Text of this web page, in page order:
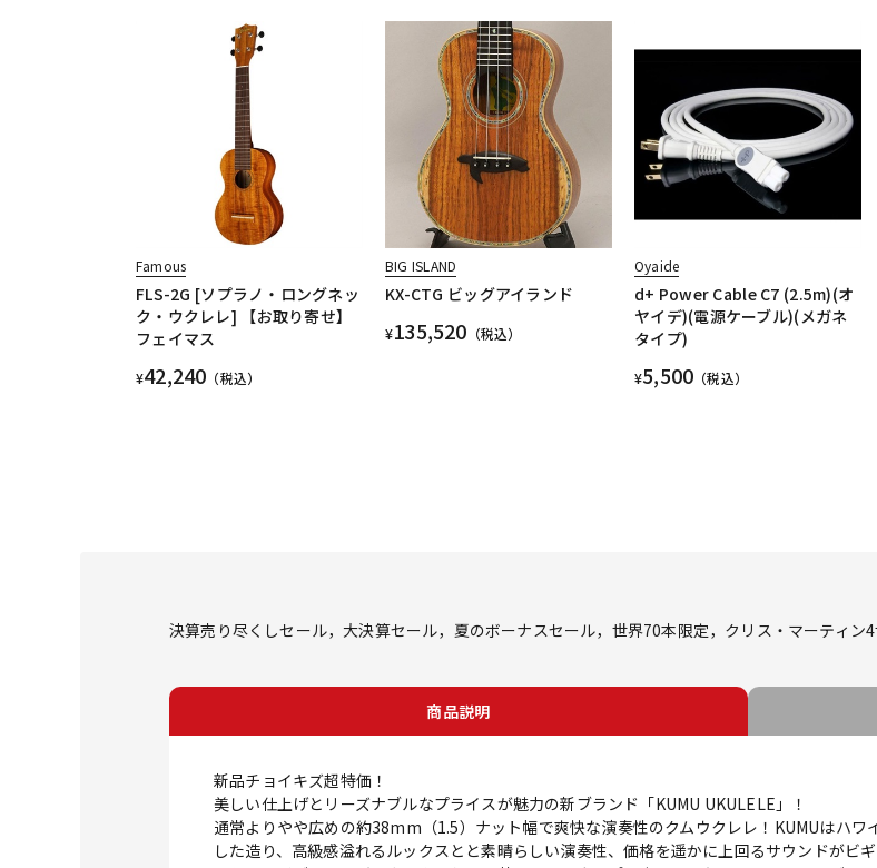
Famous
FLS-2G [ソプラノ・ロングネッ
ク・ウクレレ] 【お取り寄せ】
フェイマス
¥42,240 （税込）
BIG ISLAND
KX-CTG ビッグアイランド
¥135,520 （税込）
Oyaide
d+ Power Cable C7 (2.5m)(オ
ヤイデ)(電源ケーブル)(メガネ
タイプ)
¥5,500 （税込）
決算売り尽くしセール，大決算セール，夏のボーナスセール，世界70本限定，クリス・マーティ
商品説明
新品チョイキズ超特価！
美しい仕上げとリーズナブルなプライスが魅力の新ブランド「KUMU UKULELE」！
通常よりやや広めの約38mm（1.5）ナット幅で爽快な演奏性のクムウクレレ！KUMUはハ
した造り、高級感溢れるルックスとと素晴らしい演奏性、価格を遥かに上回るサウンドがビ